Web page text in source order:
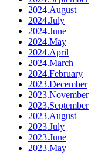
2024.August
2024.July
2024.June
2024.May
2024.April
2024.March
2024.February
2023.December
2023.November
2023.September
2023.August
2023.July
2023.June
2023.May